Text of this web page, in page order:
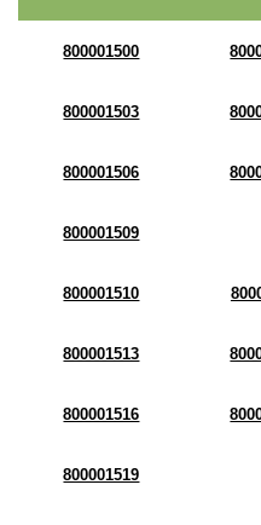
800001500
800001503
800001506
800001509
800001510
800001513
800001516
800001519